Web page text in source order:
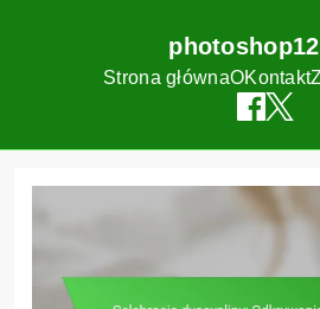
Strona głównaOKontakt